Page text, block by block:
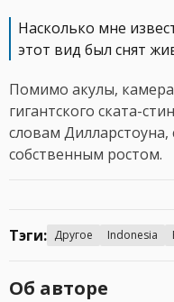
Насколько мне
этот вид был снят
Помимо акулы,
гигантского ската-
словам Дилларстоуна,
собственным ростом.
Тэги: Другое Indonesia
Об авторе